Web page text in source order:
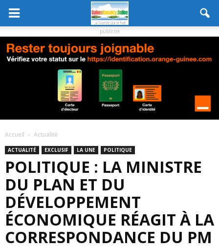
publicité
Accueil Actualité
ACTUALITÉ EXCLUSIF LA UNE POLITIQUE
POLITIQUE : LA MINISTRE
DU PLAN ET DU
DÉVELOPPEMENT
ÉCONOMIQUE RÉAGIT À LA
CORRESPONDANCE DU PM